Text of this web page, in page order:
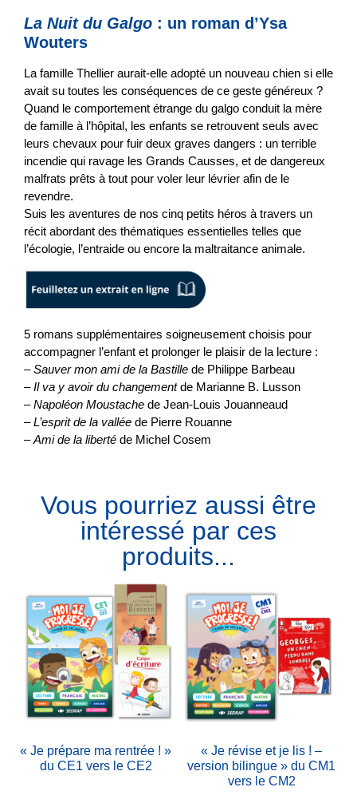
La Nuit du Galgo : un roman d’Ysa
Wouters
La famille Thellier aurait-elle adopté un nouveau chien si elle
avait su toutes les conséquences de ce geste généreux ?
Quand le comportement étrange du galgo conduit la mère
de famille à l’hôpital, les enfants se retrouvent seuls avec
leurs chevaux pour fuir deux graves dangers : un terrible
incendie qui ravage les Grands Causses, et de dangereux
malfrats prêts à tout pour voler leur lévrier afin de le
revendre.
Suis les aventures de nos cinq petits héros à travers un
récit abordant des thématiques essentielles telles que
l’écologie, l’entraide ou encore la maltraitance animale.
5 romans supplémentaires soigneusement choisis pour
accompagner l’enfant et prolonger le plaisir de la lecture :
–Sauver mon ami de la Bastille de Philippe Barbeau
–Il va y avoir du changementde Marianne B. Lusson
–Napoléon Moustache de Jean-Louis Jouanneaud
–L’esprit de la vallée de Pierre Rouanne
–Ami de la liberté de Michel Cosem
Vous pourriez aussi être
intéressé par ces
produits...
« Je prépare ma rentrée ! »
du CE1 vers le CE2
« Je révise et je lis ! –
version bilingue » du CM1
vers le CM2